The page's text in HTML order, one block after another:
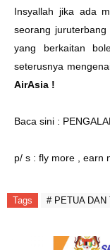
Insyallah jika ada
seorang
yang berkaitan
seterusnya
AirAsia !
Baca sini :
p/ s : fly more , earn
Tags # PETUA DAN